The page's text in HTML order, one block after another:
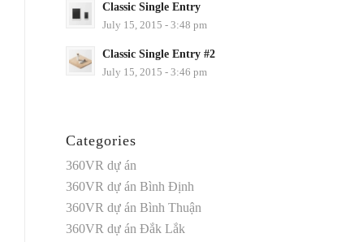
Classic Single Entry
July 15, 2015 - 3:48 pm
Classic Single Entry #2
July 15, 2015 - 3:46 pm
Categories
360VR dự án
360VR dự án Bình Định
360VR dự án Bình Thuận
360VR dự án Đắk Lắk